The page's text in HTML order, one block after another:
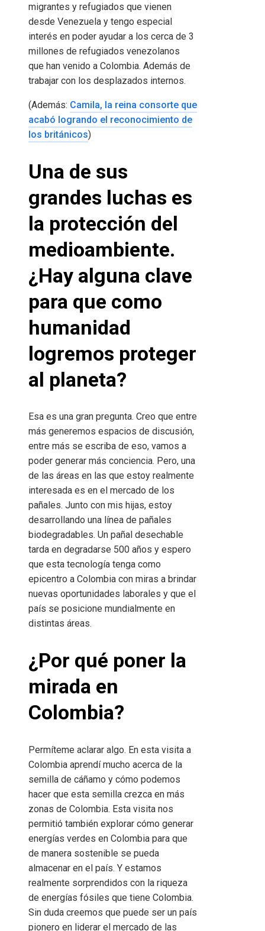
migrantes y refugiados que vienen
desde Venezuela y tengo especial
interés en poder ayudar a los cerca de 3
millones de refugiados venezolanos
que han venido a Colombia. Además de
trabajar con los desplazados internos.
(Además: Camila, la reina consorte que
acabó logrando el reconocimiento de
los británicos)
Una de sus
grandes luchas es
la protección del
medioambiente.
¿Hay alguna clave
para que como
humanidad
logremos proteger
al planeta?
Esa es una gran pregunta. Creo que entre
más generemos espacios de discusión,
entre más se escriba de eso, vamos a
poder generar más conciencia. Pero, una
de las áreas en las que estoy realmente
interesada es en el mercado de los
pañales. Junto con mis hijas, estoy
desarrollando una línea de pañales
biodegradables. Un pañal desechable
tarda en degradarse 500 años y espero
que esta tecnología tenga como
epicentro a Colombia con miras a brindar
nuevas oportunidades laborales y que el
país se posicione mundialmente en
distintas áreas.
¿Por qué poner la
mirada en
Colombia?
Permíteme aclarar algo. En esta visita a
Colombia aprendí mucho acerca de la
semilla de cáñamo y cómo podemos
hacer que esta semilla crezca en más
zonas de Colombia. Esta visita nos
permitió también explorar cómo generar
energías verdes en Colombia para que
de manera sostenible se pueda
almacenar en el país. Y estamos
realmente sorprendidos con la riqueza
de energías fósiles que tiene Colombia.
Sin duda creemos que puede ser un país
pionero en liderar el mercado de las